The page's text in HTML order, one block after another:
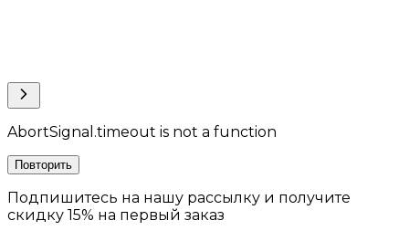
AbortSignal.timeout is not a function
Повторить
Подпишитесь на нашу рассылку и получите
скидку 15% на первый заказ